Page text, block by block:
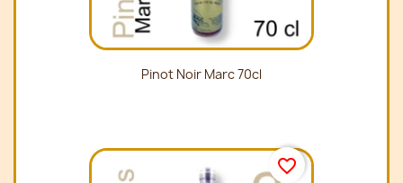
Pinot Noir Marc 70cl
favorite_border